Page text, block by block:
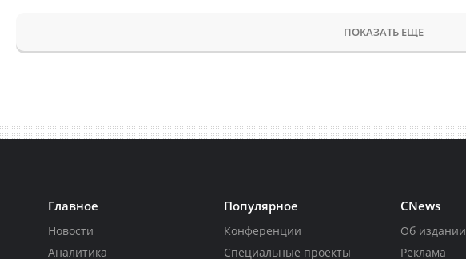
ПОКАЗАТЬ ЕЩЕ
Главное
Новости
Аналитика
Популярное
Конференции
Специальные проекты
CNews
Об издании
Реклама